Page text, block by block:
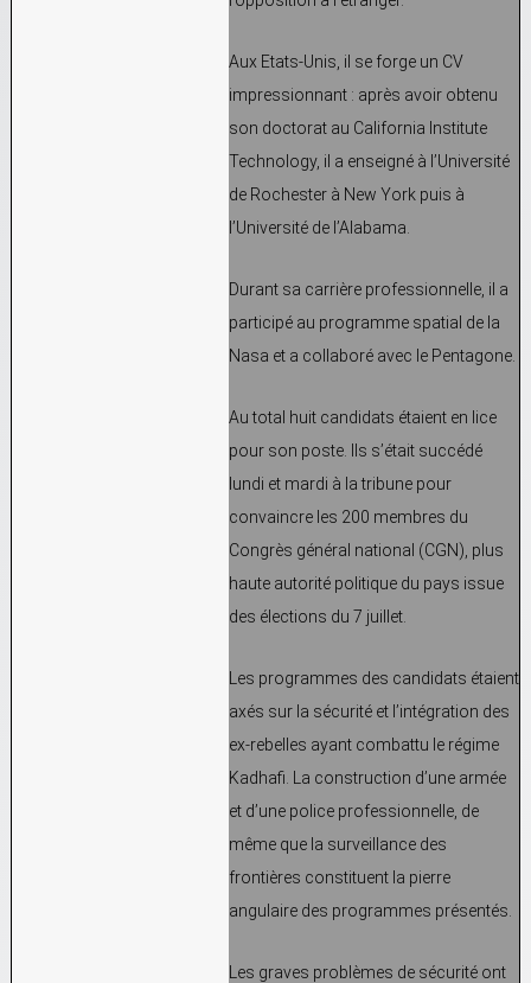
Aux Etats-Unis, il se forge un CV
impressionnant : après avoir obtenu
son doctorat au California Institute
Technology, il a enseigné à l’Université
de Rochester à New York puis à
l’Université de l’Alabama.
Durant sa carrière professionnelle, il a
participé au programme spatial de la
Nasa et a collaboré avec le Pentagone.
Au total huit candidats étaient en lice
pour son poste. Ils s’était succédé
lundi et mardi à la tribune pour
convaincre les 200 membres du
Congrès général national (CGN), plus
haute autorité politique du pays issue
des élections du 7 juillet.
Les programmes des candidats étaient
axés sur la sécurité et l’intégration des
ex-rebelles ayant combattu le régime
Kadhafi. La construction d’une armée
et d’une police professionnelle, de
même que la surveillance des
frontières constituent la pierre
angulaire des programmes présentés.
Les graves problèmes de sécurité ont